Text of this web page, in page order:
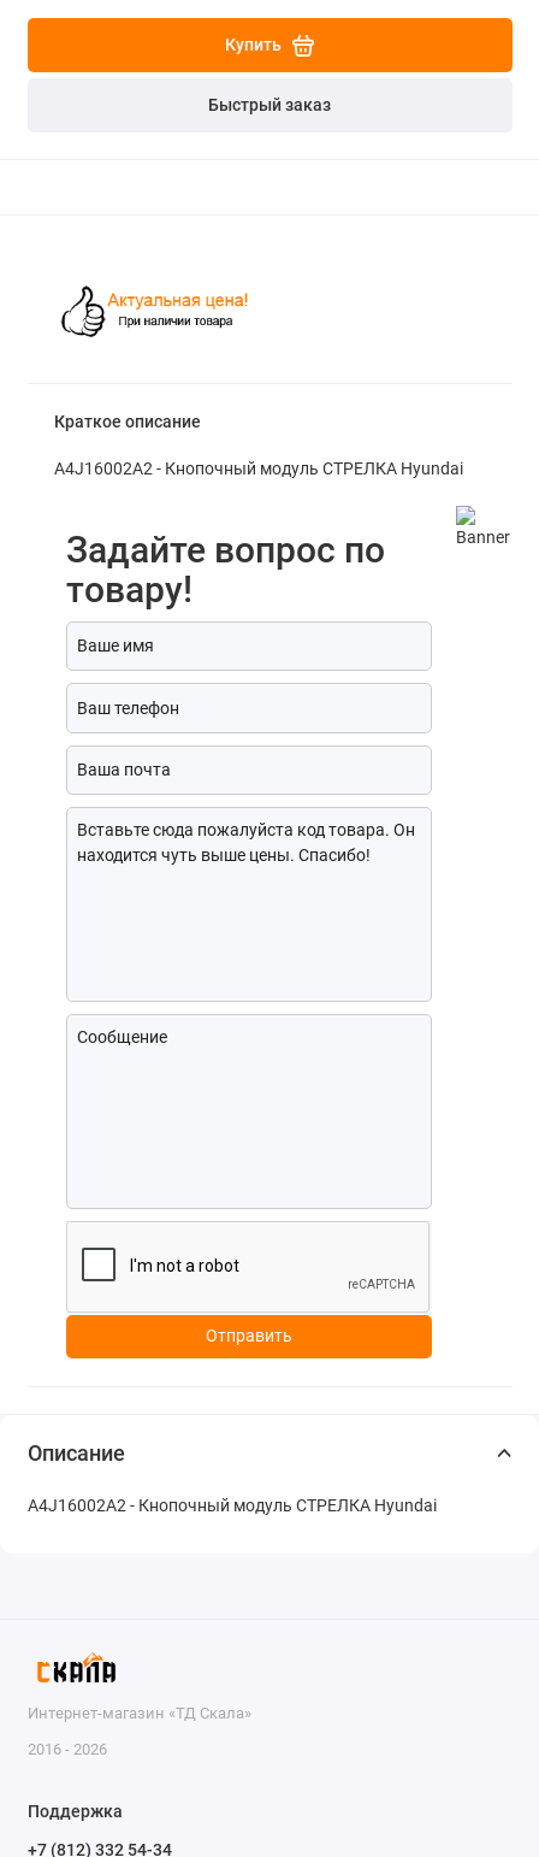
Купить
Быстрый заказ
Краткое описание
A4J16002A2 - Кнопочный модуль СТРЕЛКА Hyundai
Задайте вопрос по
товару!
Отправить
Описание
A4J16002A2 - Кнопочный модуль СТРЕЛКА Hyundai
Интернет-магазин «ТД Скала»
2016 - 2026
Поддержка
+7 (812) 332 54-34